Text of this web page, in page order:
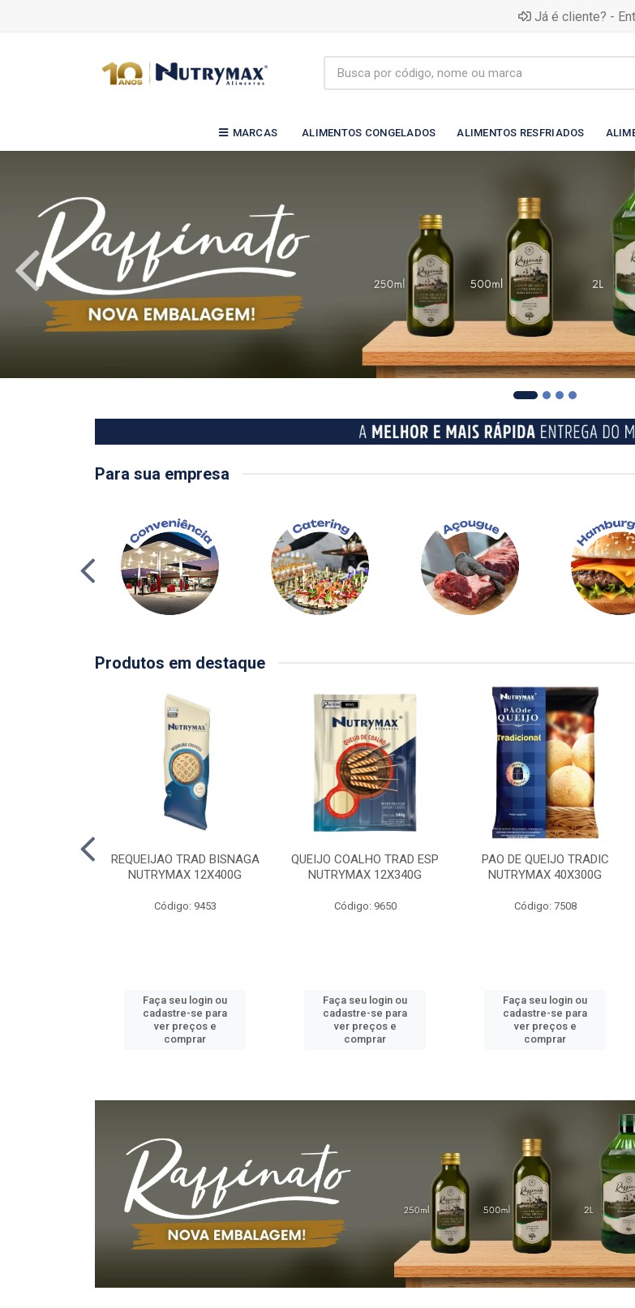
Já é cliente? -
MARCAS ALIMENTOS CONGELADOS ALIMENTOS RESFRIADOS
Para sua empresa
Produtos em destaque
REQUEIJAO TRAD BISNAGA
NUTRYMAX 12X400G
Código: 9453
Faça seu login ou
cadastre-se para
ver preços e
comprar
QUEIJO COALHO TRAD ESP
NUTRYMAX 12X340G
Código: 9650
Faça seu login ou
cadastre-se para
ver preços e
comprar
PAO DE QUEIJO TRADIC
NUTRYMAX 40X300G
Código: 7508
Faça seu login ou
cadastre-se para
ver preços e
comprar